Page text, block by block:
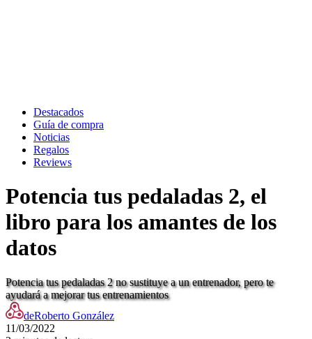
Destacados
Guía de compra
Noticias
Regalos
Reviews
Potencia tus pedaladas 2, el
libro para los amantes de los
datos
Potencia tus pedaladas 2 no sustituye a un entrenador, pero te
ayudará a mejorar tus entrenamientos
deRoberto González
11/03/2022